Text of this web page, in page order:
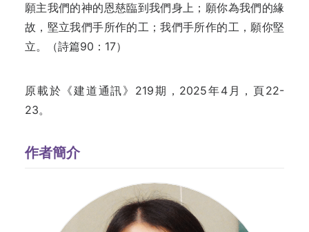
願主我們的神的恩慈臨到我們身上；願你為我們的緣
故，堅立我們手所作的工；我們手所作的工，願你堅
立。（詩篇90：17）
原載於《建道通訊》219期，2025年4月，頁22-
23。
作者簡介